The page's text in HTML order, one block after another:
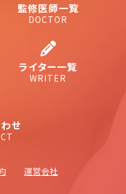
監修医師一覧
DOCTOR
ライター一覧
WRITER
せ
運営会社